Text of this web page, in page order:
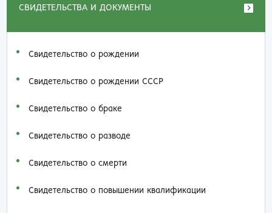
СВИДЕТЕЛЬСТВА И ДОКУМЕНТЫ
Свидетельство о рождении
Свидетельство о рождении СССР
Свидетельство о браке
Свидетельство о разводе
Свидетельство о смерти
Свидетельство о повышении квалификации